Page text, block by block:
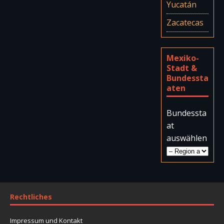
Yucatán
Zacatecas
Mexiko-
Stadt &
Bundessta
aten
Bundessta
at
auswählen
Rechtliches
Impressum und Kontakt